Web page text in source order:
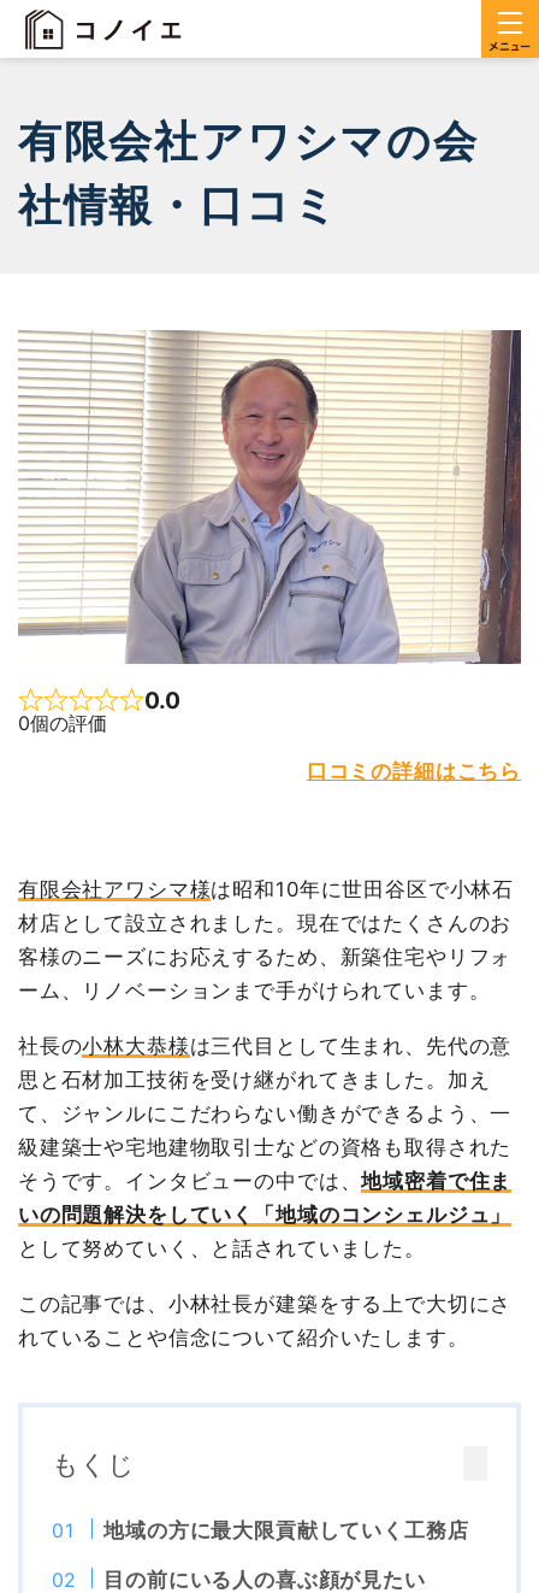
有限会社アワシマの会
社情報・口コミ
Rated 0.0 out of 5
0.0
0個の評価
口コミの詳細はこちら
有限会社アワシマ様は昭和10年に世田谷区で小林石
材店として設立されました。現在ではたくさんのお
客様のニーズにお応えするため、新築住宅やリフォ
ーム、リノベーションまで手がけられています。
社長の小林大恭様は三代目として生まれ、先代の意
思と石材加工技術を受け継がれてきました。加え
て、ジャンルにこだわらない働きができるよう、一
級建築士や宅地建物取引士などの資格も取得された
そうです。インタビューの中では、地域密着で住ま
いの問題解決をしていく「地域のコンシェルジュ」
として努めていく、と話されていました。
この記事では、小林社長が建築をする上で大切にさ
れていることや信念について紹介いたします。
もくじ
地域の方に最大限貢献していく工務店
目の前にいる人の喜ぶ顔が見たい